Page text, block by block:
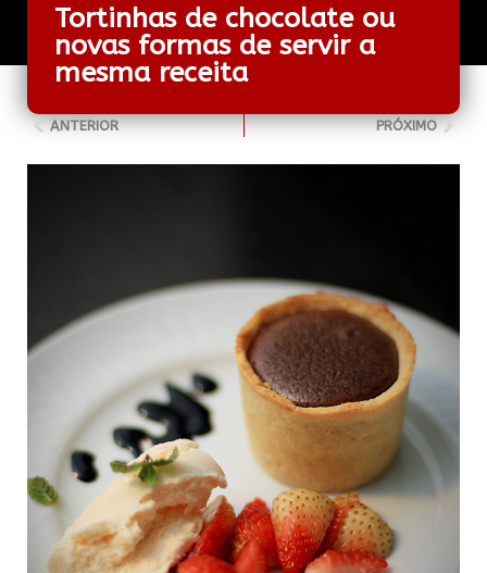
Tortinhas de chocolate ou
novas formas de servir a
mesma receita
ANTERIOR PRÓXIMO